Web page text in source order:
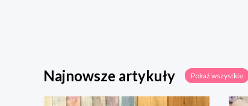
Najnowsze artykuły Pokaż wszystkie